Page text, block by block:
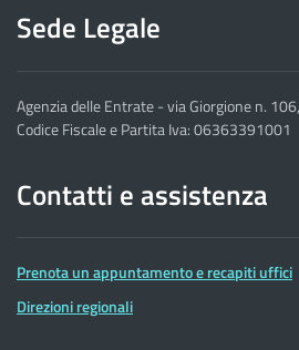
Sede Legale
Agenzia delle Entrate - via Giorgione n.
Codice Fiscale e Partita Iva: 06363391001
Contatti e assistenza
Prenota un appuntamento e recapiti uffici
Direzioni regionali